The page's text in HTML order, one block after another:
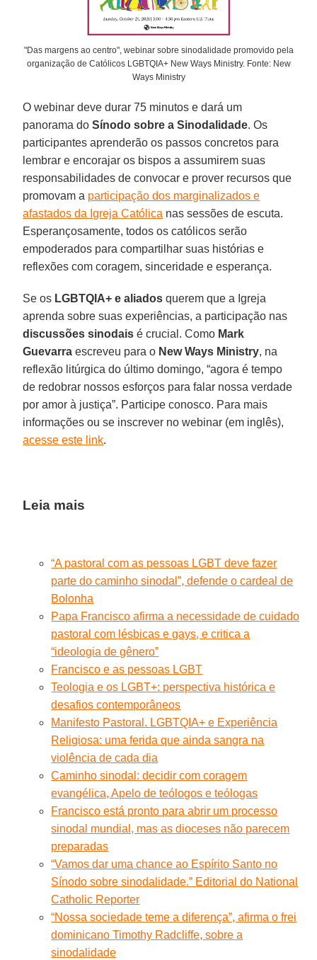
"Das margens ao centro", webinar sobre sinodalidade promovido pela
organização de Católicos LGBTQIA+ New Ways Ministry. Fonte: New
Ways Ministry
O webinar deve durar 75 minutos e dará um
panorama doSínodo sobre a Sinodalidade. Os
participantes aprenderão os passos concretos para
lembrar e encorajar os bispos a assumirem suas
responsabilidades de convocar e prover recursos que
promovam a participação dos marginalizados e
afastados da Igreja Católica nas sessões de escuta.
Esperançosamente, todos os católicos serão
empoderados para compartilhar suas histórias e
reflexões com coragem, sinceridade e esperança.
Se os LGBTQIA+ e aliados querem que a Igreja
aprenda sobre suas experiências, a participação nas
discussões sinodais é crucial. Como Mark
Guevarra escreveu para o New Ways Ministry, na
reflexão litúrgica do último domingo, “agora é tempo
de redobrar nossos esforços para falar nossa verdade
por amor à justiça”. Participe conosco. Para mais
informações ou se inscrever no webinar (em inglês),
acesse este link.
Leia mais
“A pastoral com as pessoas LGBT deve fazer
parte do caminho sinodal”, defende o cardeal de
Bolonha
Papa Francisco afirma a necessidade de cuidado
pastoral com lésbicas e gays, e critica a
“ideologia de gênero”
Francisco e as pessoas LGBT
Teologia e os LGBT+: perspectiva histórica e
desafios contemporâneos
Manifesto Pastoral. LGBTQIA+ e Experiência
Religiosa: uma ferida que ainda sangra na
violência de cada dia
Caminho sinodal: decidir com coragem
evangélica, Apelo de teólogos e teólogas
Francisco está pronto para abrir um processo
sinodal mundial, mas as dioceses não parecem
preparadas
“Vamos dar uma chance ao Espírito Santo no
Sínodo sobre sinodalidade.” Editorial do National
Catholic Reporter
“Nossa sociedade teme a diferença”, afirma o frei
dominicano Timothy Radcliffe, sobre a
sinodalidade